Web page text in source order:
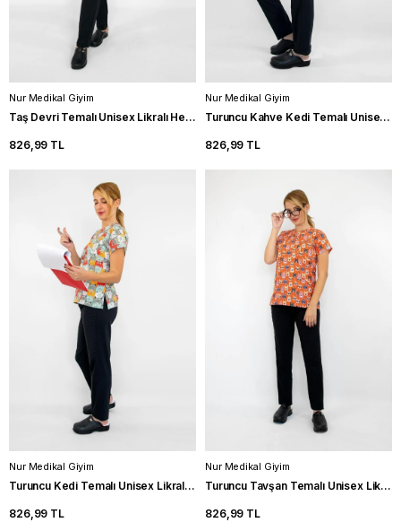
Nur Medikal Giyim
Taş Devri Temalı Unisex Likralı Hemşire Forma Takımı Doktor Scrubs
826,99 TL
Nur Medikal Giyim
Turuncu Kahve Kedi Temalı Unisex Likralı Hemşire Forma Takımı Scrubs
826,99 TL
Nur Medikal Giyim
Turuncu Kedi Temalı Unisex Likralı Hemşire Forması Takımı Scrubs
826,99 TL
Nur Medikal Giyim
Turuncu Tavşan Temalı Unisex Likralı Hemşire Forması Takımı Scrubs
826,99 TL